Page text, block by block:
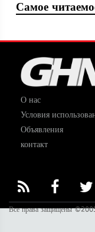
Самое
О нас
Условия
Объявления
контакт
Все права защищены